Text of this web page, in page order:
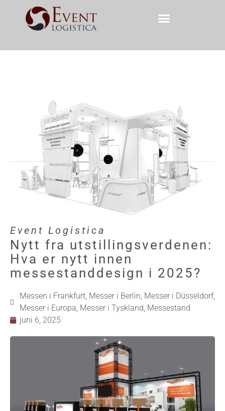
Event Logistica
Nytt fra utstillingsverdenen:
Hva er nytt innen
messestanddesign i 2025?
Messen i Frankfurt, Messer i Berlin, Messer i Düsseldorf,
Messer i Europa, Messer i Tyskland, Messestand
juni 6, 2025